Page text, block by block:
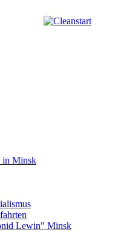
in Minsk
Lewin" Minsk